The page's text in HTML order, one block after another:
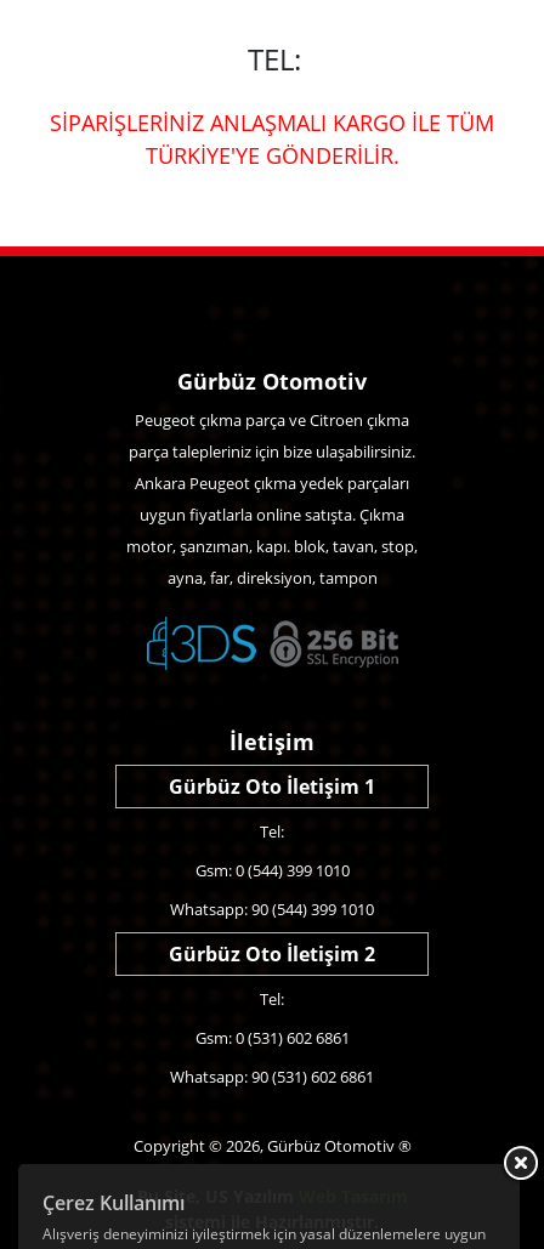
TEL:
SİPARİŞLERİNİZ ANLAŞMALI KARGO İLE TÜM
TÜRKİYE'YE GÖNDERİLİR.
Çerez Kullanımı
Alışveriş deneyiminizi iyileştirmek için yasal düzenlemelere uygun
Gürbüz Otomotiv
Peugeot çıkma parça ve Citroen çıkma
parça talepleriniz için bize ulaşabilirsiniz.
Ankara Peugeot çıkma yedek parçaları
uygun fiyatlarla online satışta. Çıkma
motor, şanzıman, kapı. blok, tavan, stop,
ayna, far, direksiyon, tampon
İletişim
Gürbüz Oto İletişim 1
Tel:
Gsm: 0 (544) 399 1010
Whatsapp: 90 (544) 399 1010
Gürbüz Oto İletişim 2
Tel:
Gsm: 0 (531) 602 6861
Whatsapp: 90 (531) 602 6861
Copyright © 2026, Gürbüz Otomotiv ®
Bu Site,